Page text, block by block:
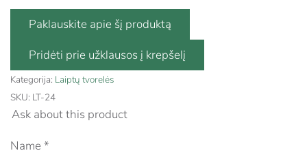
Paklauskite apie šį produktą
Kategorija: Laiptų tvorelės
SKU: LT-24
Ask about this product
Name *